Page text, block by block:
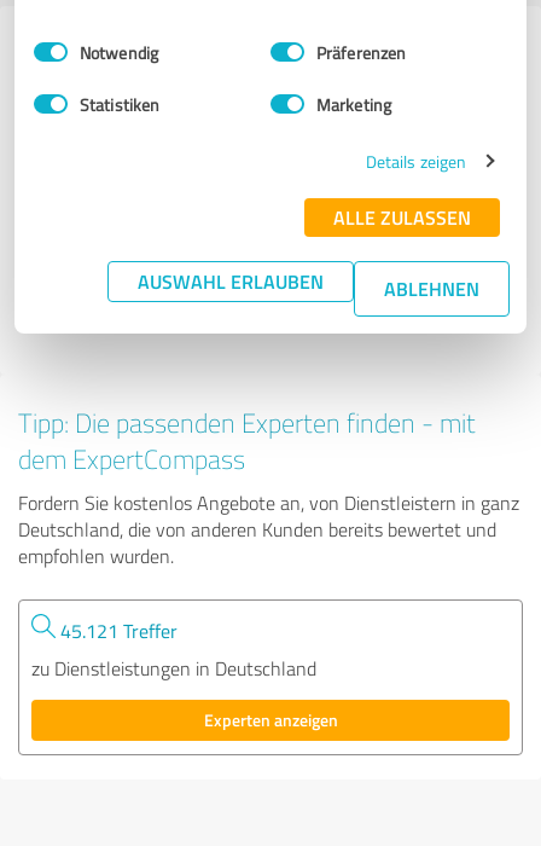
Impressum Datenschutzbestimmungen
Einwilligungsauswahl
Notwendig Präferenzen
Statistiken Marketing
Details zeigen
ALLE ZULASSEN
AUSWAHL ERLAUBEN ABLEHNEN
Erfahrungen zu weiteren
Anbietern aus dem Bereich
Dienstleistungen
412 Bewertungen
Tipp: Die passenden Experten finden - mit
dem ExpertCompass
Fordern Sie kostenlos Angebote an, von Dienstleistern in ganz
Deutschland, die von anderen Kunden bereits bewertet und
empfohlen wurden.
45.121 Treffer
zu Dienstleistungen in Deutschland
Experten anzeigen